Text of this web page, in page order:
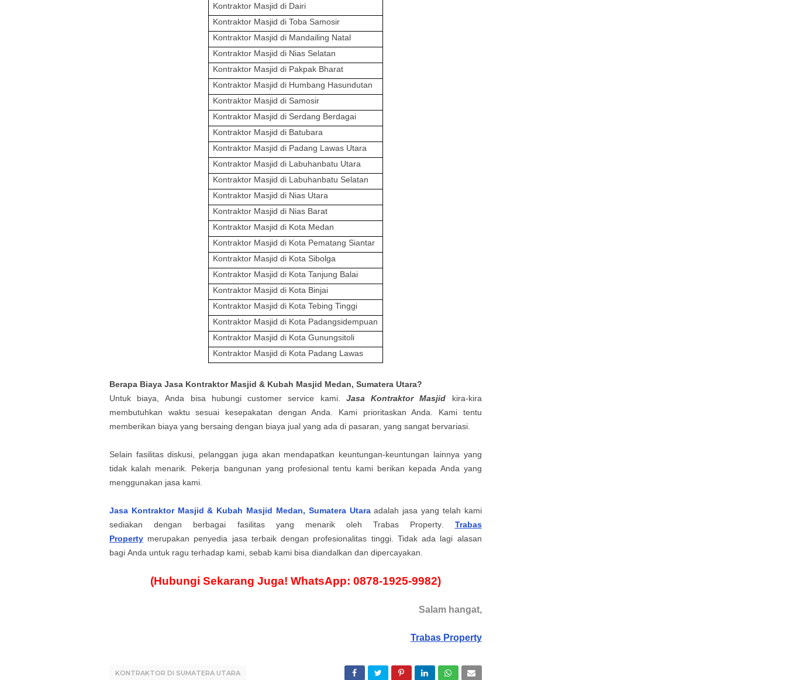
Kontraktor Masjiddi Dairi
Kontraktor Masjiddi Toba Samosir
Kontraktor Masjiddi Mandailing Natal
Kontraktor Masjiddi Nias Selatan
Kontraktor Masjiddi Pakpak Bharat
Kontraktor Masjiddi Humbang Hasundutan
Kontraktor Masjiddi Samosir
Kontraktor Masjiddi Serdang Berdagai
Kontraktor Masjiddi Batubara
Kontraktor Masjiddi Padang Lawas Utara
Kontraktor Masjiddi Labuhanbatu Utara
Kontraktor Masjiddi Labuhanbatu Selatan
Kontraktor Masjiddi Nias Utara
Kontraktor Masjiddi Nias Barat
Kontraktor Masjiddi Kota Medan
Kontraktor Masjiddi Kota Pematang Siantar
Kontraktor Masjiddi Kota Sibolga
Kontraktor Masjiddi Kota Tanjung Balai
Kontraktor Masjiddi Kota Binjai
Kontraktor Masjiddi Kota Tebing Tinggi
Kontraktor Masjiddi Kota Padangsidempuan
Kontraktor Masjiddi Kota Gunungsitoli
Kontraktor Masjiddi Kota Padang Lawas
Berapa Biaya Jasa Kontraktor Masjid & Kubah Masjid Medan, Sumatera Utara?
Untuk biaya,Anda bisa hubungi customer service kami. Jasa Kontraktor Masjid
kira-kira
membutuhkan waktu sesuai kesepakatan dengan Anda. Kami prioritaskan Anda. Kami tentu
memberikan biaya yang bersaing dengan biaya jual yang ada di pasaran, yang sangat bervariasi.
Selain fasilitas diskusi, pelanggan juga akan mendapatkan keuntungan-keuntungan lainnya yang
tidak kalah menarik. Pekerja bangunan yang profesional tentu kami berikan kepada Anda yang
menggunakan jasa kami.
Jasa Kontraktor Masjid & Kubah Masjid Medan, Sumatera Utara adalah jasa yang telah kami
sediakandengan berbagai fasilitas yang menarikolehTrabas Property. Trabas
Property merupakan penyedia jasa terbaik dengan profesionalitas tinggi. Tidak ada lagi alasan
bagi Anda untuk ragu terhadap kami, sebab kami bisa diandalkan dan dipercayakan.
(Hubungi Sekarang Juga! WhatsApp: 0878-1925-9982)
Salam hangat,
Trabas Property
KONTRAKTOR DI SUMATERA UTARA